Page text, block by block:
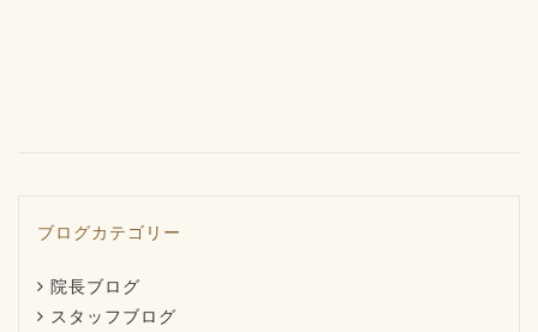
ブログカテゴリー
院長ブログ
スタッフブログ